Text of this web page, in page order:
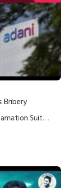
Bribery
Suit